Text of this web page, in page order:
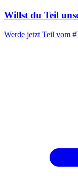
Willst du Teil
Werde jetzt Teil vom